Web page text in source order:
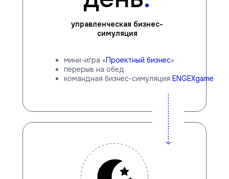
управленческая бизнес-
симуляция
мини-игра «Проектный бизнес»
перерыв на обед
командная бизнес-симуляция ENGEXgame